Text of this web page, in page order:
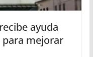
ayuda
para mejorar